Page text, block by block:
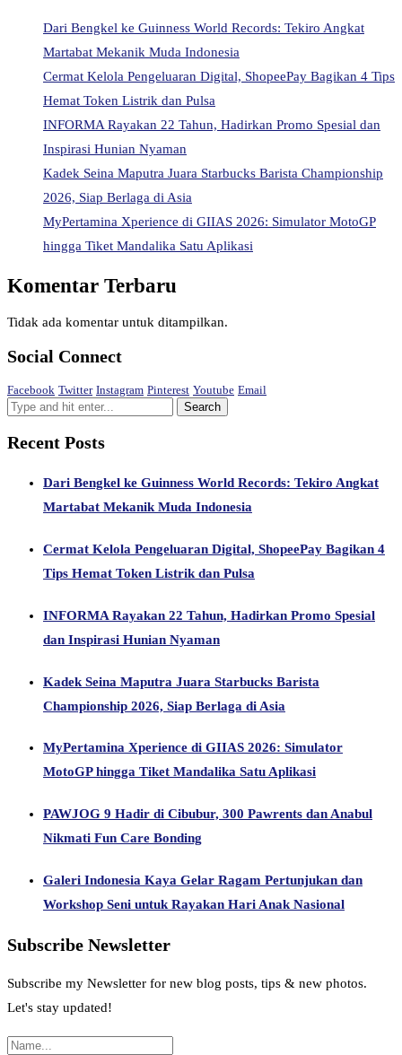
Dari Bengkel ke Guinness World Records: Tekiro Angkat
Martabat Mekanik Muda Indonesia
Cermat Kelola Pengeluaran Digital, ShopeePay Bagikan 4 Tips
Hemat Token Listrik dan Pulsa
INFORMA Rayakan 22 Tahun, Hadirkan Promo Spesial dan
Inspirasi Hunian Nyaman
Kadek Seina Maputra Juara Starbucks Barista Championship
2026, Siap Berlaga di Asia
MyPertamina Xperience di GIIAS 2026: Simulator MotoGP
hingga Tiket Mandalika Satu Aplikasi
Komentar Terbaru
Tidak ada komentar untuk ditampilkan.
Social Connect
Facebook Twitter Instagram Pinterest Youtube Email
Recent Posts
Dari Bengkel ke Guinness World Records: Tekiro Angkat
Martabat Mekanik Muda Indonesia
Cermat Kelola Pengeluaran Digital, ShopeePay Bagikan 4
Tips Hemat Token Listrik dan Pulsa
INFORMA Rayakan 22 Tahun, Hadirkan Promo Spesial
dan Inspirasi Hunian Nyaman
Kadek Seina Maputra Juara Starbucks Barista
Championship 2026, Siap Berlaga di Asia
MyPertamina Xperience di GIIAS 2026: Simulator
MotoGP hingga Tiket Mandalika Satu Aplikasi
PAWJOG 9 Hadir di Cibubur, 300 Pawrents dan Anabul
Nikmati Fun Care Bonding
Galeri Indonesia Kaya Gelar Ragam Pertunjukan dan
Workshop Seni untuk Rayakan Hari Anak Nasional
Subscribe Newsletter
Subscribe my Newsletter for new blog posts, tips & new photos.
Let's stay updated!